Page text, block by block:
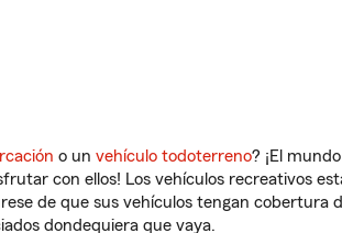
o un vehículo todoterreno? ¡El
con ellos! Los vehículos recreativos
de que sus vehículos tengan cobertura
dondequiera que vaya.